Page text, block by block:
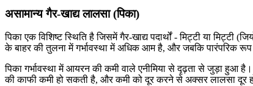
असामान्य गैर-खाद्य लालसा (पिका)
पिका एक विशिष्ट स्थिति है जिसमें गैर-खाद्य पदार्थों - मिट्टी या
के बाहर की तुलना में गर्भावस्था में अधिक आम है, और जबकि पारंपरिक
पिका गर्भावस्था में आयरन की कमी वाले एनीमिया से दृढ़ता से जुड़ा हुआ
की काफी कमी हो सकती है, और कमी को दूर करने से अक्सर लालसा दूर